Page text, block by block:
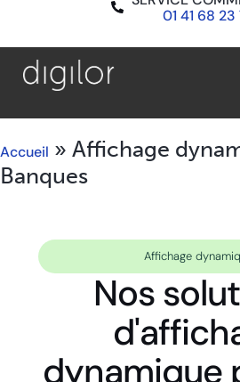
01 41 68 23
Accueil » Affichage
Banques
Affichage
Nos
dynamique